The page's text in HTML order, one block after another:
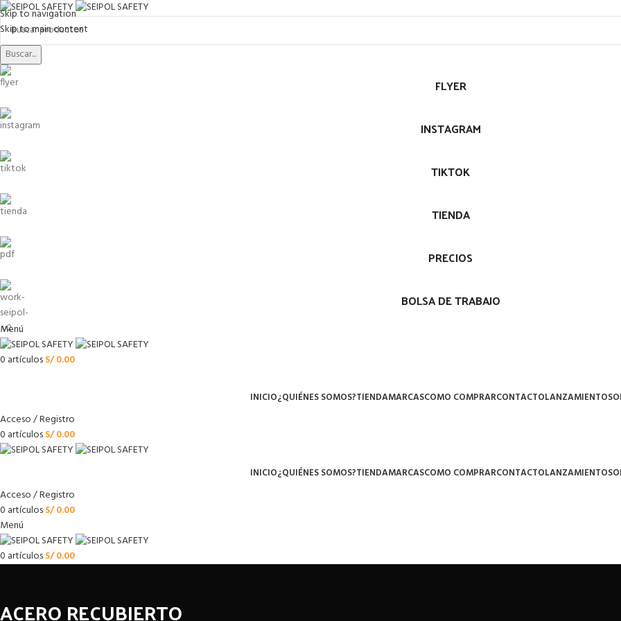
Skip to navigation
Skip to main content
Buscar...
FLYER
INSTAGRAM
TIKTOK
TIENDA
PRECIOS
BOLSA DE TRABAJO
Menú
0 artículosS/0.00
INICIO¿QUIÉNES SOMOS?TIENDAMARCASCOMO COMPRARCONTACTOLANZAMIENTOS
Acceso / Registro
0 artículosS/0.00
INICIO¿QUIÉNES SOMOS?TIENDAMARCASCOMO COMPRARCONTACTOLANZAMIENTOS
Acceso / Registro
0 artículosS/0.00
Menú
0 artículosS/0.00
ACERO RECUBIERTO